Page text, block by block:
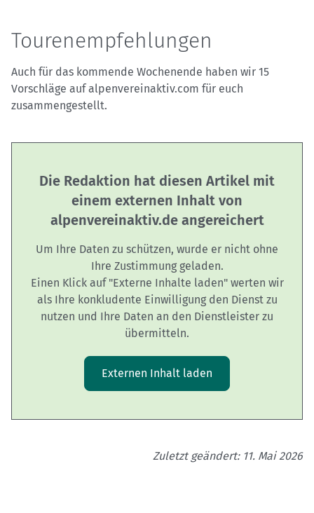
Tourenempfehlungen
Auch für das kommende Wochenende haben wir 15
Vorschläge auf alpenvereinaktiv.com für euch
zusammengestellt.
Die Redaktion hat diesen Artikel mit
einem externen Inhalt von
alpenvereinaktiv.de angereichert
Um Ihre Daten zu schützen, wurde er nicht ohne
Ihre Zustimmung geladen.
Einen Klick auf "Externe Inhalte laden" werten wir
als Ihre konkludente Einwilligung den Dienst zu
nutzen und Ihre Daten an den Dienstleister zu
übermitteln.
Externen Inhalt laden
Zuletzt geändert: 11. Mai 2026